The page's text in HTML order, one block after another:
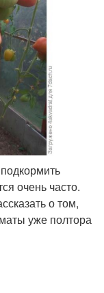
очень часто.
о том,
уже полтора